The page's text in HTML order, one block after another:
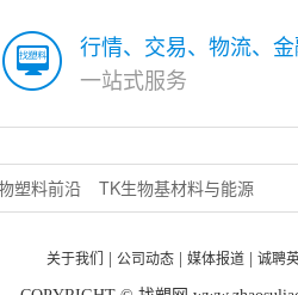
行情、交易、物流、金
一站式服务
塑料前沿 TK生物基材料与能源
关于我们 公司动态 媒体报道 诚聘